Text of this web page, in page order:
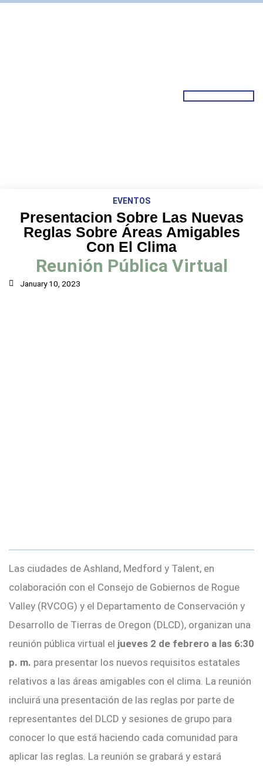
EVENTOS
Presentacion Sobre Las Nuevas
Reglas Sobre Áreas Amigables
Con El Clima
Reunión Pública Virtual
January 10, 2023
Las ciudades de Ashland, Medford y Talent, en
colaboración con el Consejo de Gobiernos de Rogue
Valley (RVCOG) y el Departamento de Conservación y
Desarrollo de Tierras de Oregon (DLCD), organizan una
reunión pública virtual el jueves 2 de febrero a las 6:30
p. m. para presentar los nuevos requisitos estatales
relativos a las áreas amigables con el clima. La reunión
incluirá una presentación de las reglas por parte de
representantes del DLCD y sesiones de grupo para
conocer lo que está haciendo cada comunidad para
aplicar las reglas. La reunión se grabará y estará